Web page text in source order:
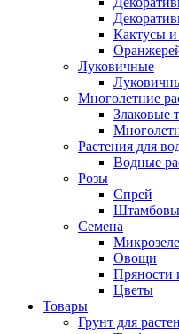
Кактусы и
Луковичные
Многолетние
Злаковые
Растения для
Водные
Розы
Спрей
Семена
Овощи
Пряности
Цветы
Товары
Грунт для